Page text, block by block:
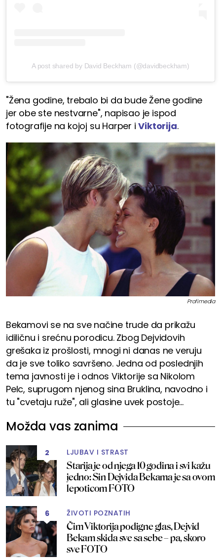
A post shared by David Beckham (@davidbeckham)
"Žena godine, trebalo bi da bude Žene godine
jer obe ste nestvarne", napisao je ispod
fotografije na kojoj su Harper iViktorija.
Profimedia
Bekamovi se na sve načine trude da prikažu
idiličnu i srećnu porodicu. Zbog Dejvidovih
grešaka iz prošlosti, mnogi ni danas ne veruju
da je sve toliko savršeno. Jedna od poslednjih
tema javnosti je i odnos Viktorije sa Nikolom
Pelc, suprugom njenog sina Bruklina, navodno i
tu "cvetaju ruže", ali glasine uvek postoje...
Možda vas zanima
2 LJUBAV I STRAST
Starija je od njega 10 godina i svi kažu
jedno: Sin Dejvida Bekama je sa ovom
lepoticom FOTO
6 ŽIVOTI POZNATIH
Čim Viktorija podigne glas, Dejvid
Bekam skida sve sa sebe – pa, skoro
sve FOTO